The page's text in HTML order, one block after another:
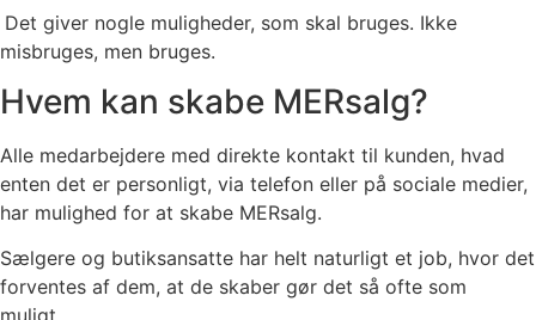
Det giver nogle muligheder, som skal bruges. Ikke
misbruges, men bruges.
Hvem kan skabe MERsalg?
Alle medarbejdere med direkte kontakt til kunden, hvad
enten det er personligt, via telefon eller på sociale medier,
har mulighed for at skabe MERsalg.
Sælgere og butiksansatte har helt naturligt et job, hvor det
forventes af dem, at de skaber gør det så ofte som